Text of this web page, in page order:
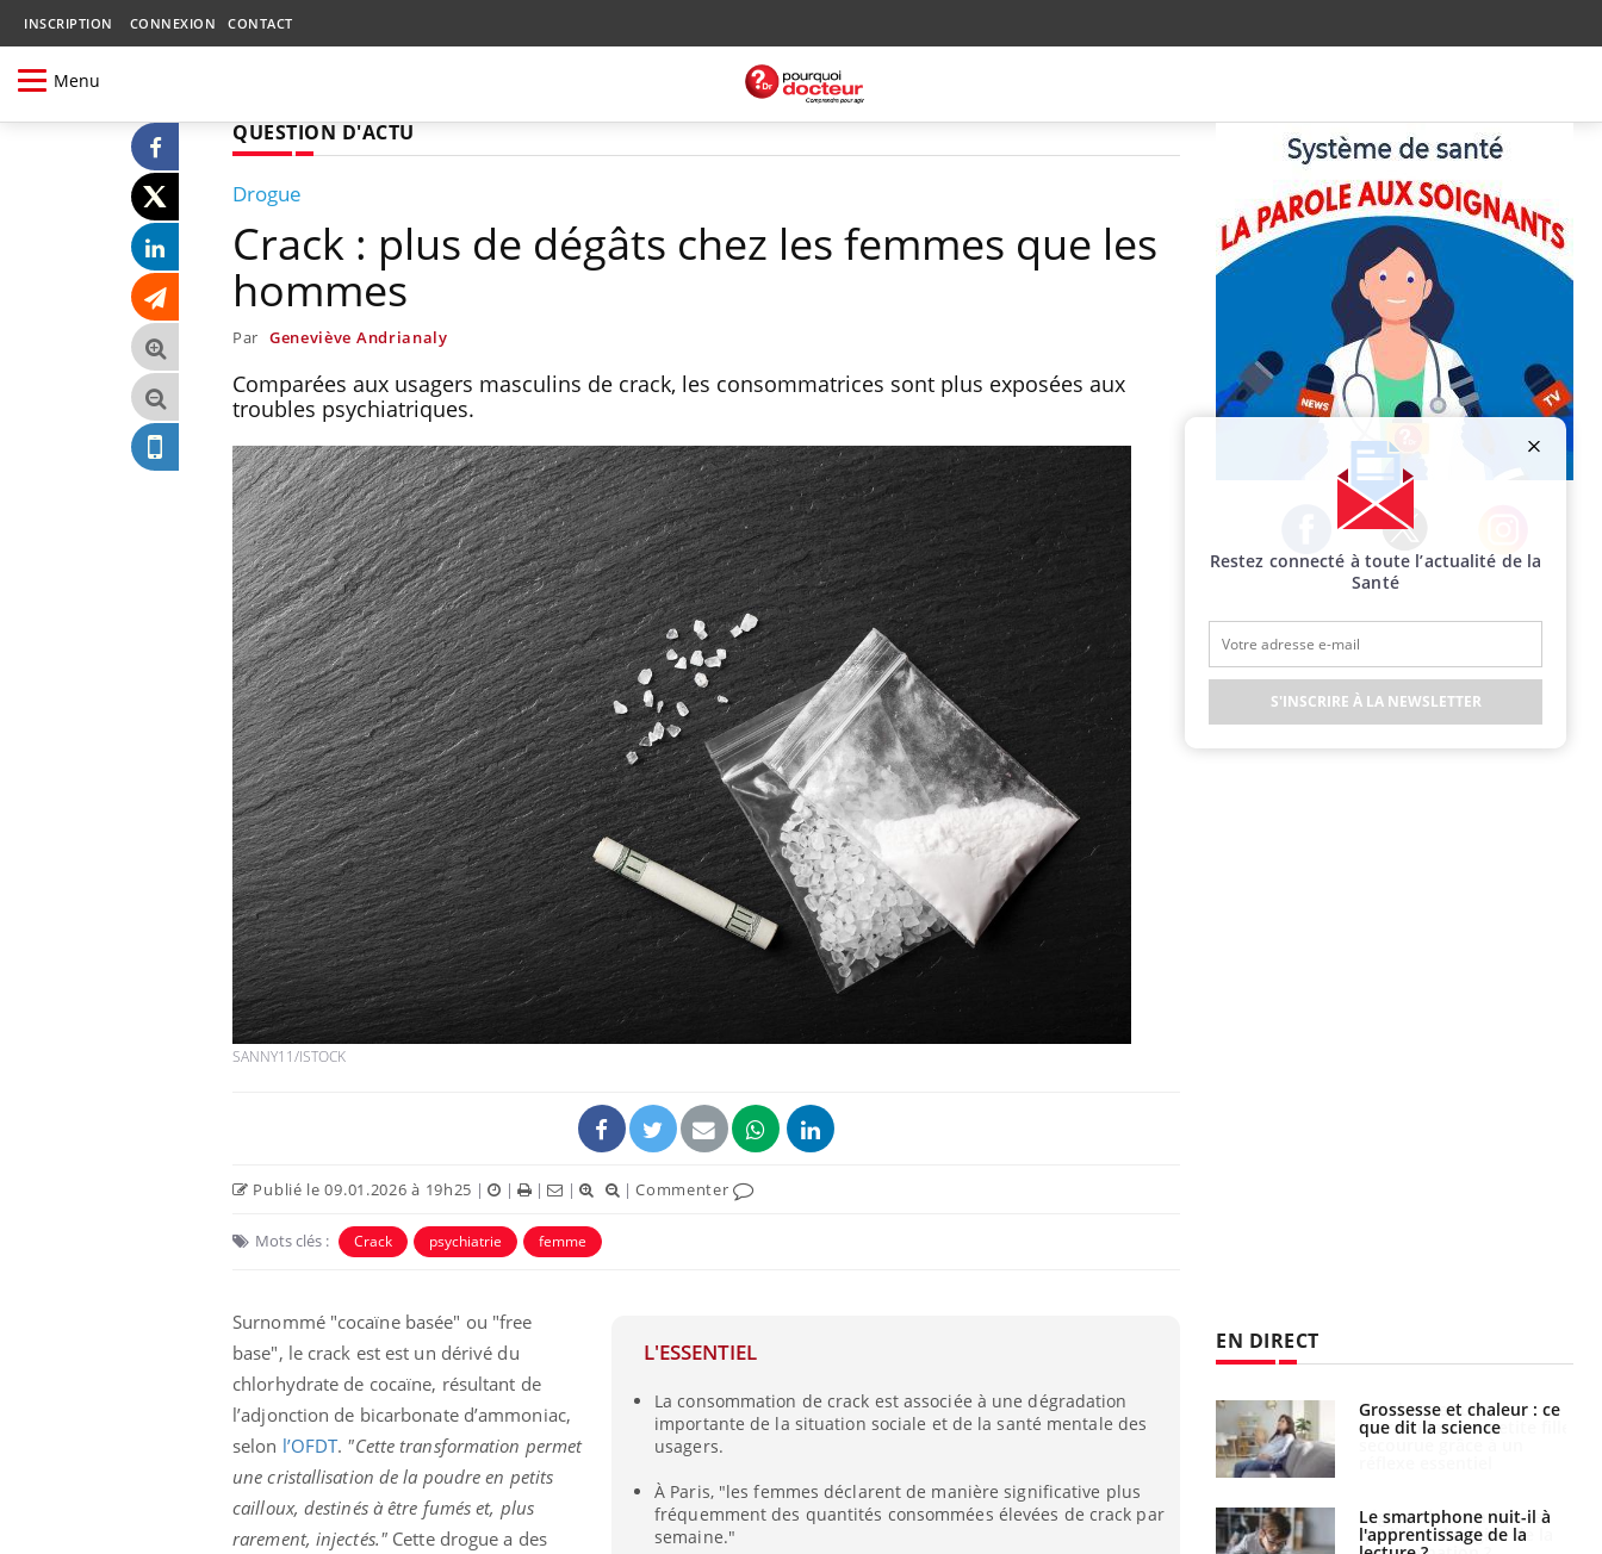
INSCRIPTION CONNEXION CONTACT
Menu
QUESTION D'ACTU
Drogue
Crack : plus de dégâts chez les femmes que les
hommes
Par Geneviève Andrianaly
Comparées aux usagers masculins de crack, les consommatrices sont plus exposées aux
troubles psychiatriques.
SANNY11/ISTOCK
Publié le 09.01.2026 à 19h25 | | | | |Commenter
Mots clés : Crack psychiatrie femme
L'ESSENTIEL
La consommation de crack est associée à une dégradation
importante de la situation sociale et de la santé mentale des
usagers.
À Paris, "les femmes déclarent de manière significative plus
fréquemment des quantités consommées élevées de crack par
semaine."
Surnommé "cocaïne basée" ou "free
base", le crack est est un dérivé du
chlorhydrate de cocaïne, résultant de
l’adjonction de bicarbonate d’ammoniac,
selon l’OFDT. "Cette transformation permet
une cristallisation de la poudre en petits
cailloux, destinés à être fumés et, plus
rarement, injectés." Cette drogue a des
Facebook Twitter Instagram
EN DIRECT
La sieste empêche-t-elle
de dormir la nuit ?
VIH : la fin du comprimé
tous les jours se profile-t-
Fortes chaleurs :
pourquoi le risque de
noyade grimpe-t-il ?
Le Viagra pourrait-il
freiner la propagation du
Grossesse et chaleur : ce
que dit la science
Le smartphone nuit-il à
Mordue par un
barracuda, une petite fille
secourue grâce à un
Légionellose en Suisse :
quelle est l’origine de la
Restez connecté à toute l’actualité de la
Santé
S'INSCRIRE À LA NEWSLETTER